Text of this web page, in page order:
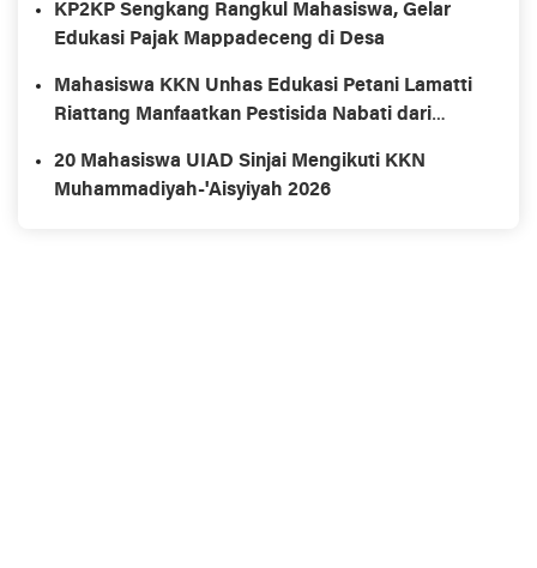
KP2KP Sengkang Rangkul Mahasiswa, Gelar
Edukasi Pajak Mappadeceng di Desa
Mahasiswa KKN Unhas Edukasi Petani Lamatti
Riattang Manfaatkan Pestisida Nabati dari
20 Mahasiswa UIAD Sinjai Mengikuti KKN
Muhammadiyah-'Aisyiyah 2026